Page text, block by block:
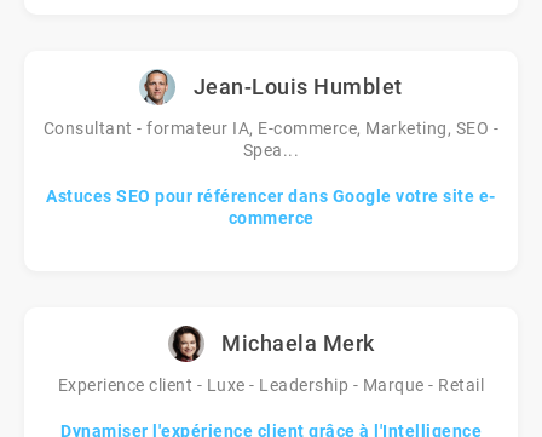
Jean-Louis Humblet
Consultant - formateur IA, E-commerce, Marketing, SEO -
Spea...
Astuces SEO pour référencer dans Google votre site e-
commerce
Michaela Merk
Experience client - Luxe - Leadership - Marque - Retail
Dynamiser l'expérience client grâce à l'Intelligence